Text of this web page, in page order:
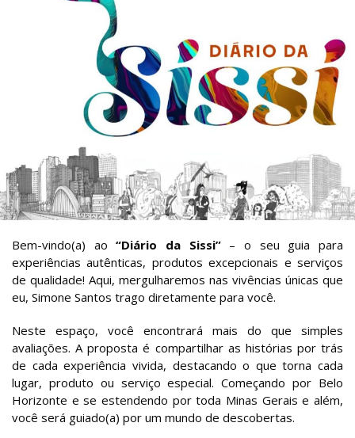
Bem-vindo(a) ao“Diário da Sissi”– o seu guia para
experiências autênticas, produtos excepcionais e serviços
de qualidade! Aqui, mergulharemos nas vivências únicas que
eu, Simone Santos trago diretamente para você.
Neste espaço, você encontrará mais do que simples
avaliações. A proposta é compartilhar as histórias por trás
de cada experiência vivida, destacando o que torna cada
lugar, produto ou serviço especial. Começando por Belo
Horizonte e se estendendo por toda Minas Gerais e além,
você será guiado(a) por um mundo de descobertas.